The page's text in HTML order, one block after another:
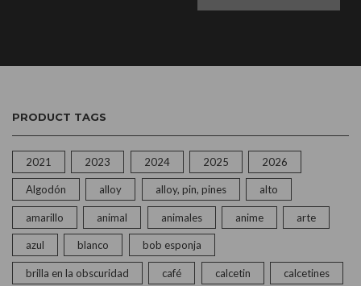
PRODUCT TAGS
2021 2023 2024 2025 2026
Algodón alloy alloy, pin, pines alto
amarillo animal animales anime arte
azul blanco bob esponja
brilla en la obscuridad café calcetin calcetines